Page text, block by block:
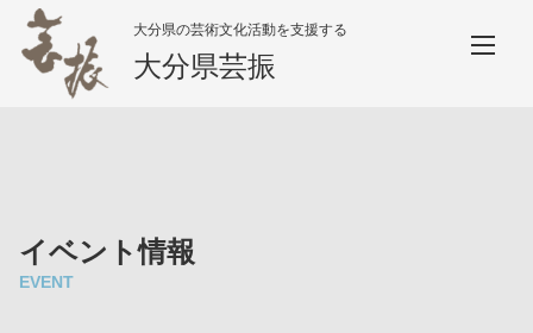
大分県の芸術文化活動を支援する
大分県芸振
イベント情報
EVENT